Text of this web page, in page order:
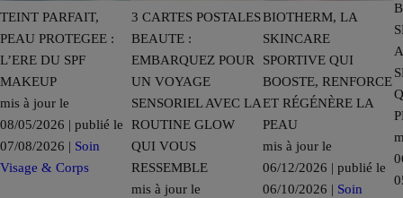
TEINT PARFAIT,
PEAU PROTEGEE :
L’ERE DU SPF
MAKEUP
mis à jour le
08/05/2026 | publié le
07/08/2026 | Soin
Visage & Corps
3 CARTES POSTALES
BEAUTE :
EMBARQUEZ POUR
UN VOYAGE
SENSORIEL AVEC LA
ROUTINE GLOW
QUI VOUS
RESSEMBLE
mis à jour le
BIOTHERM, LA
SKINCARE
SPORTIVE QUI
BOOSTE, RENFORCE
ET RÉGÉNÈRE LA
PEAU
mis à jour le
06/12/2026 | publié le
06/10/2026 | Soin